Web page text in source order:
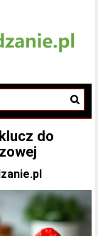
do